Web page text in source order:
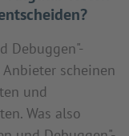
Debuggen"-
scheinen
und
Was also